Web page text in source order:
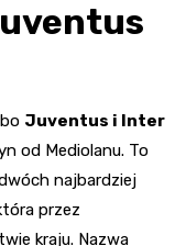
Juventus i Inter
od Mediolanu. To
najbardziej
przez
kraju. Nazwa